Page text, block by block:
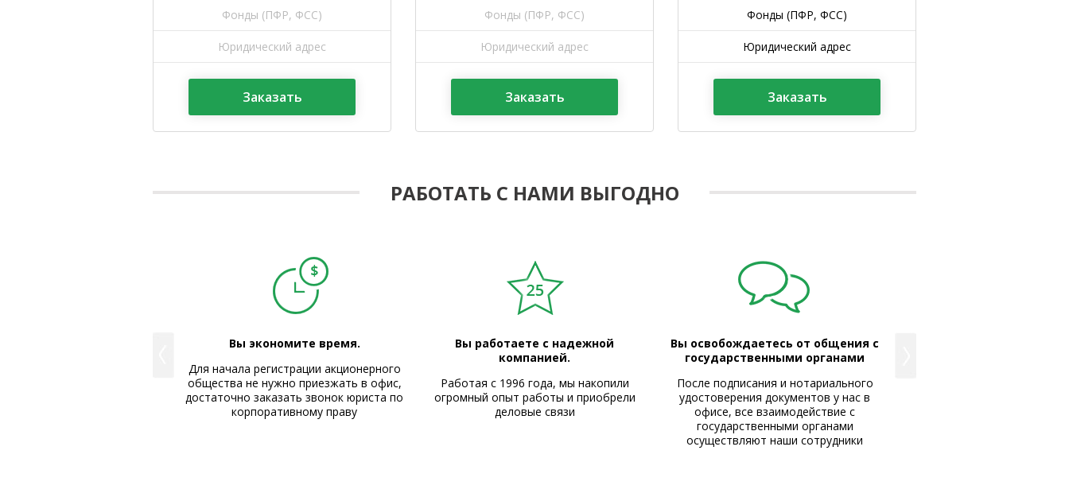
Фонды (ПФР, ФСС)
Юридический адрес
Заказать
Фонды (ПФР, ФСС)
Юридический адрес
Заказать
Фонды (ПФР, ФСС)
Юридический адрес
Заказать
РАБОТАТЬ С НАМИ ВЫГОДНО
Вы экономите время.
Для начала регистрации акционерного
общества не нужно приезжать в офис,
достаточно заказать звонок юриста по
корпоративному праву
Вы работаете с надежной
компанией.
Работая с 1996 года, мы накопили
огромный опыт работы и приобрели
деловые связи
Вы освобождаетесь от общения с
государственными органами
После подписания и нотариального
удостоверения документов у нас в
офисе, все взаимодействие с
государственными органами
осуществляют наши сотрудники